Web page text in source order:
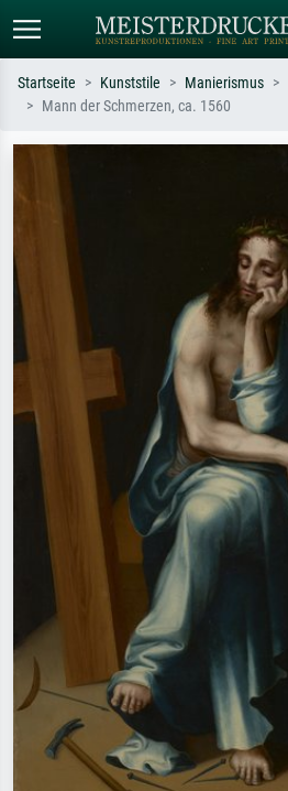
Startseite Kunststile Manierismus
Mann der Schmerzen, ca. 1560